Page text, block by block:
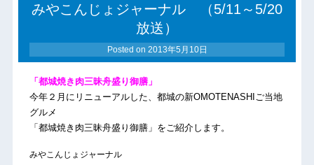
みやこんじょジャーナル （5/11～5/20
放送）
Posted on 2013年5月10日
「都城焼き肉三昧舟盛り御膳」
今年２月にリニューアルした、都城の新OMOTENASHIご当地
グルメ
「都城焼き肉三昧舟盛り御膳」をご紹介します。
みやこんじょジャーナル